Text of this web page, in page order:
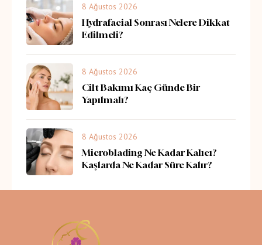
8 Ağustos 2026
Hydrafacial Sonrası Nelere Dikkat
Edilmeli?
8 Ağustos 2026
Cilt Bakımı Kaç Günde Bir
Yapılmalı?
8 Ağustos 2026
Microblading Ne Kadar Kalıcı?
Kaşlarda Ne Kadar Süre Kalır?